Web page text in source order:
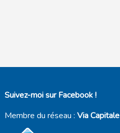
Suivez-moi sur Facebook !
Membre du réseau : Via Capitale